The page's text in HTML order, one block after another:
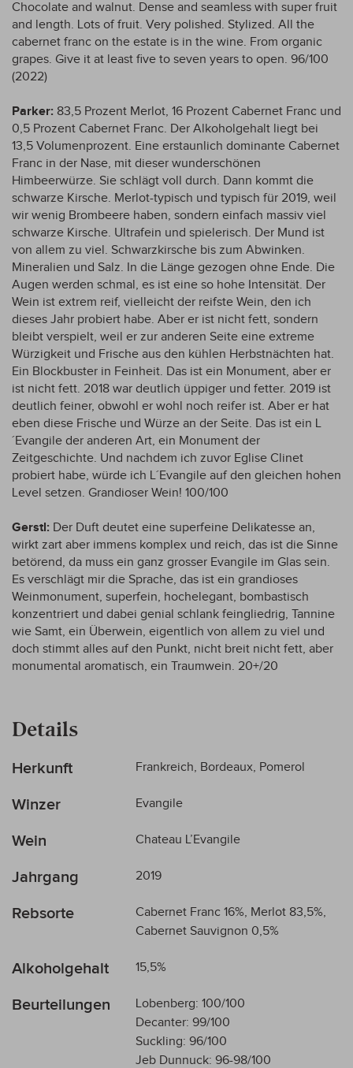
Chocolate and walnut. Dense and seamless with super fruit
and length. Lots of fruit. Very polished. Stylized. All the
cabernet franc on the estate is in the wine. From organic
grapes. Give it at least five to seven years to open. 96/100
(2022)
Parker: 83,5 Prozent Merlot, 16 Prozent Cabernet Franc und
0,5 Prozent Cabernet Franc. Der Alkoholgehalt liegt bei
13,5 Volumenprozent. Eine erstaunlich dominante Cabernet
Franc in der Nase, mit dieser wunderschönen
Himbeerwürze. Sie schlägt voll durch. Dann kommt die
schwarze Kirsche. Merlot-typisch und typisch für 2019, weil
wir wenig Brombeere haben, sondern einfach massiv viel
schwarze Kirsche. Ultrafein und spielerisch. Der Mund ist
von allem zu viel. Schwarzkirsche bis zum Abwinken.
Mineralien und Salz. In die Länge gezogen ohne Ende. Die
Augen werden schmal, es ist eine so hohe Intensität. Der
Wein ist extrem reif, vielleicht der reifste Wein, den ich
dieses Jahr probiert habe. Aber er ist nicht fett, sondern
bleibt verspielt, weil er zur anderen Seite eine extreme
Würzigkeit und Frische aus den kühlen Herbstnächten hat.
Ein Blockbuster in Feinheit. Das ist ein Monument, aber er
ist nicht fett. 2018 war deutlich üppiger und fetter. 2019 ist
deutlich feiner, obwohl er wohl noch reifer ist. Aber er hat
eben diese Frische und Würze an der Seite. Das ist ein L
´Evangile der anderen Art, ein Monument der
Zeitgeschichte. Und nachdem ich zuvor Eglise Clinet
probiert habe, würde ich L´Evangile auf den gleichen hohen
Level setzen. Grandioser Wein! 100/100
Gerstl: Der Duft deutet eine superfeine Delikatesse an,
wirkt zart aber immens komplex und reich, das ist die Sinne
betörend, da muss ein ganz grosser Evangile im Glas sein.
Es verschlägt mir die Sprache, das ist ein grandioses
Weinmonument, superfein, hochelegant, bombastisch
konzentriert und dabei genial schlank feingliedrig, Tannine
wie Samt, ein Überwein, eigentlich von allem zu viel und
doch stimmt alles auf den Punkt, nicht breit nicht fett, aber
monumental aromatisch, ein Traumwein. 20+/20
Details
Mehr
Herkunft Frankreich, Bordeaux, Pomerol
Winzer Evangile
Wein Chateau L’Evangile
Jahrgang 2019
Rebsorte
Cabernet Franc 16%, Merlot 83,5%,
Cabernet Sauvignon 0,5%
Alkoholgehalt 15,5%
Beurteilungen
Lobenberg: 100/100
Decanter: 99/100
Suckling: 96/100
Jeb Dunnuck: 96-98/100